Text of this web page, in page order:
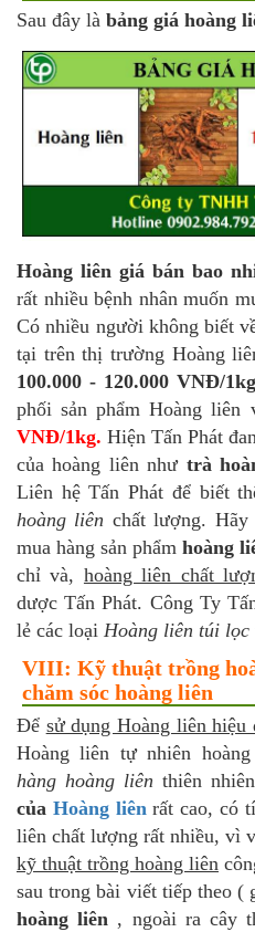
Sau đây là bảng giá hoàng
Hoàng liên giá bán bao
rất nhiều bệnh nhân muốn
Có nhiều người không biết
tại trên thị trường Hoàng
100.000 - 120.000 VNĐ/
phối sản phẩm Hoàng
VNĐ/1kg.Hiện Tấn Phát
của hoàng liên như trà
Liên hệ Tấn Phát để biết
hoàng liên chất lượng.
mua hàng sản phẩm hoàng
chỉ và, hoàng liên chất
dược Tấn Phát. Công Ty
lẻ các loại Hoàng liên túi lọc
VIII: Kỹ thuật trồng
chăm sóc hoàng liên
Để sử dụng Hoàng liên hiệu
Hoàng liên tự nhiên
hàng hoàng liên thiên
của Hoàng liên rất cao, có
liên chất lượng rất nhiều, vì
kỹ thuật trồng hoàng liên
sau trong bài viết tiếp theo (
hoàng liên , ngoài ra cây